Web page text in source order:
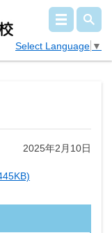
Select Language ▼
2025年2月10日